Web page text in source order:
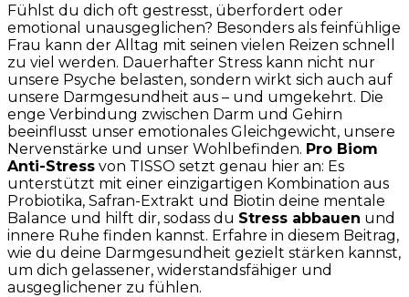
Fühlst du dich oft gestresst, überfordert oder
emotional unausgeglichen? Besonders als feinfühlige
Frau kann der Alltag mit seinen vielen Reizen schnell
zu viel werden. Dauerhafter Stress kann nicht nur
unsere Psyche belasten, sondern wirkt sich auch auf
unsere Darmgesundheit aus – und umgekehrt. Die
enge Verbindung zwischen Darm und Gehirn
beeinflusst unser emotionales Gleichgewicht, unsere
Nervenstärke und unser Wohlbefinden. Pro Biom
Anti-Stress von TISSO setzt genau hier an: Es
unterstützt mit einer einzigartigen Kombination aus
Probiotika, Safran-Extrakt und Biotin deine mentale
Balance und hilft dir, sodass du Stress abbauen und
innere Ruhe finden kannst. Erfahre in diesem Beitrag,
wie du deine Darmgesundheit gezielt stärken kannst,
um dich gelassener, widerstandsfähiger und
ausgeglichener zu fühlen.